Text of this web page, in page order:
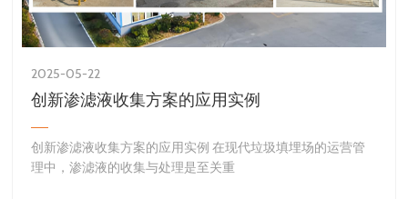
2025-05-22
创新渗滤液收集方案的应用实例
创新渗滤液收集方案的应用实例 在现代垃圾填埋场的运营管
理中，渗滤液的收集与处理是至关重